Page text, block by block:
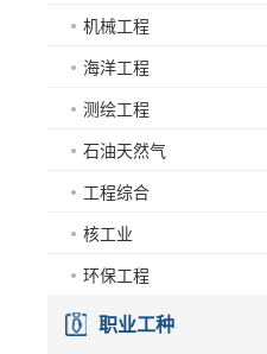
机械工程
海洋工程
测绘工程
石油天然气
工程综合
核工业
环保工程
职业工种